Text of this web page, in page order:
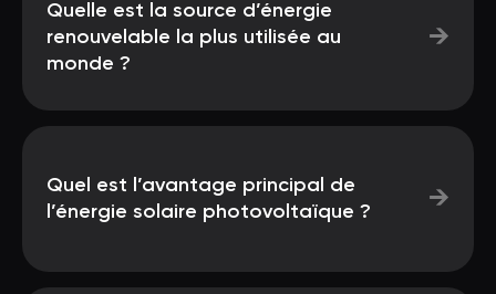
Quelle est la source d’énergie
renouvelable la plus utilisée au
monde ?
→
Quel est l’avantage principal de
l’énergie solaire photovoltaïque ?
→